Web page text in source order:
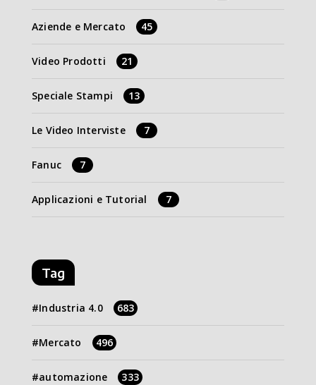
Aziende e Mercato 45
Video Prodotti 21
Speciale Stampi 13
Le Video Interviste 7
Fanuc 7
Applicazioni e Tutorial 7
Tag
Industria 4.0 683
Mercato 496
automazione 333